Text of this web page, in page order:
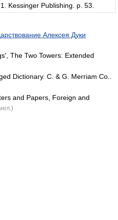
Kessinger Publishing. p. 53.
Алексея Дуки
The Two Towers: Extended
Dictionary. C. & G. Merriam Co..
and Papers, Foreign and